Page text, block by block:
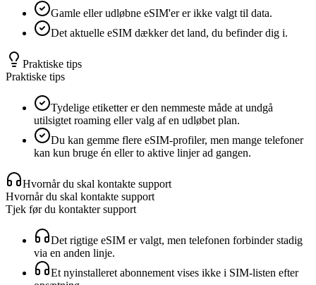
Gamle eller udløbne eSIM'er er ikke valgt til data.
Det aktuelle eSIM dækker det land, du befinder dig i.
Praktiske tips
Praktiske tips
Tydelige etiketter er den nemmeste måde at undgå
utilsigtet roaming eller valg af en udløbet plan.
Du kan gemme flere eSIM-profiler, men mange telefoner
kan kun bruge én eller to aktive linjer ad gangen.
Hvornår du skal kontakte support
Hvornår du skal kontakte support
Tjek før du kontakter support
Det rigtige eSIM er valgt, men telefonen forbinder stadig
via en anden linje.
Et nyinstalleret abonnement vises ikke i SIM-listen efter